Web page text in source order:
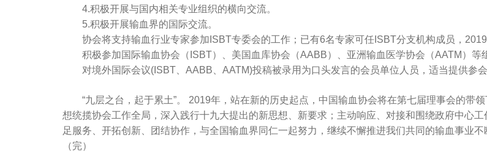
4.积极开展与国内相关专业组织的横向交流。
5.积极开展输血界的国际交流。
协会将支持输血行业专家参加ISBT专委会的工作；已有6名专家可任ISBT分支机构成员，2019
积极参加国际输血协会（ISBT）、美国血库协会（AABB）、亚洲输血医学协会（AATM）等
对境外国际会议(ISBT、AABB、AATM)投稿被录用为口头发言的会员单位人员，适当提供参会
“九层之台，起于累土”。 2019年，站在新的历史起点，中国输血协会将在第七届理事会的带
想统揽协会工作全局，深入践行十九大提出的新思想、新要求；主动响应、对接和围绕政府中心
足服务、开拓创新、团结协作，与全国输血界同仁一起努力，继续不懈推进我们共同的输血事业不
（完）